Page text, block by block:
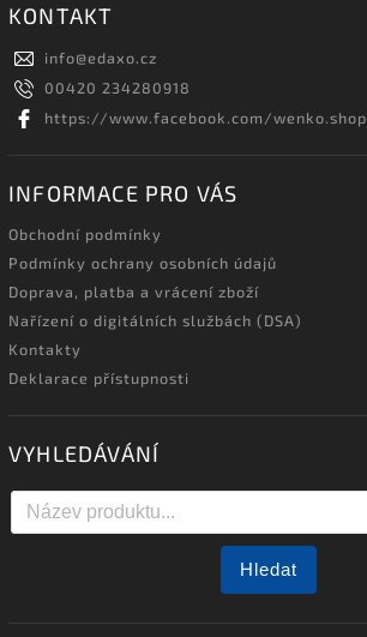
KONTAKT
info@edaxo.cz
00420 234280918
https://www.facebook.com/wenko.shop
INFORMACE PRO VÁS
Obchodní podmínky
Podmínky ochrany osobních údajů
Doprava, platba a vrácení zboží
Nařízení o digitálních službách (DSA)
Kontakty
Deklarace přístupnosti
VYHLEDÁVÁNÍ
Hledat